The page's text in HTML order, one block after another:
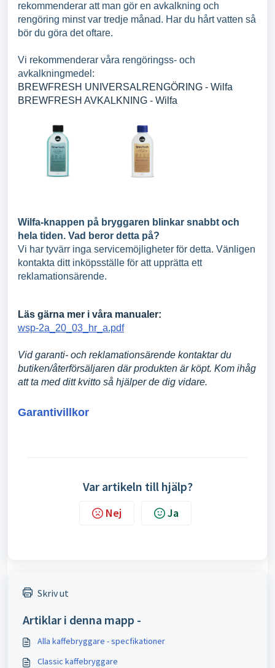
rekommenderar att man gör en avkalkning och
rengöring minst var tredje månad. Har du hårt vatten så
bör du göra det oftare.
Vi rekommenderar våra rengöringss- och
avkalkningmedel:
BREWFRESH UNIVERSALRENGÖRING - Wilfa
BREWFRESH AVKALKNING - Wilfa
Wilfa-knappen på bryggaren blinkar snabbt och
hela tiden. Vad beror detta på?
Vi har tyvärr inga servicemöjligheter för detta. Vänligen
kontakta ditt inköpsställe för att upprätta ett
reklamationsärende.
Läs gärna mer i våra manualer:
wsp-2a_20_03_hr_a.pdf
Vid garanti- och reklamationsärende kontaktar du
butiken/återförsäljaren där produkten är köpt. Kom ihåg
att ta med ditt kvitto så hjälper de dig vidare.
Garantivillkor
Var artikeln till hjälp?
Nej Ja
Skriv ut
Artiklar i denna mapp -
Alla kaffebryggare - specfikationer
Classic kaffebryggare